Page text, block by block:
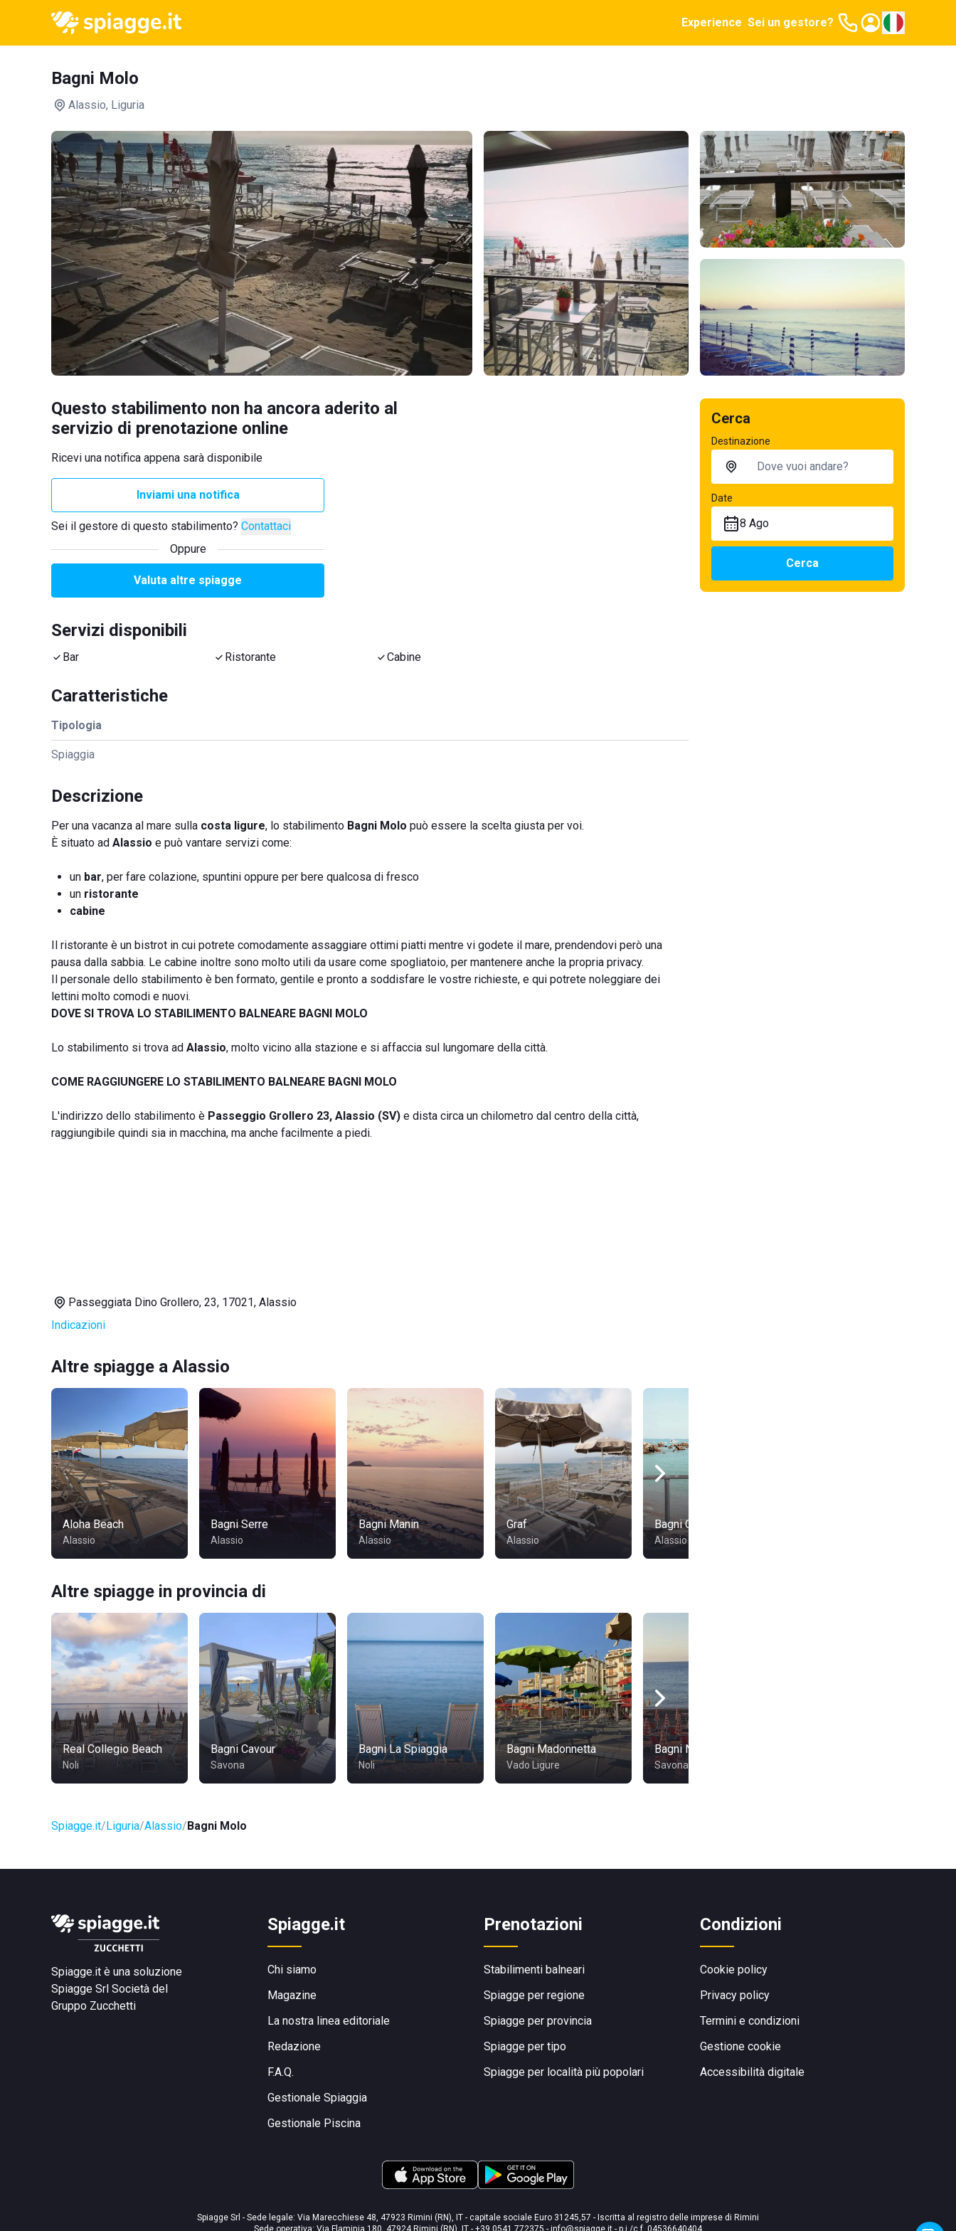
Experience Sei un gestore?
Bagni Molo
Alassio, Liguria
Questo stabilimento non ha ancora aderito al
servizio di prenotazione online
Ricevi una notifica appena sarà disponibile
Inviami una notifica
Sei il gestore di questo stabilimento? Contattaci
Oppure
Valuta altre spiagge
Servizi disponibili
Bar Ristorante Cabine
Caratteristiche
Tipologia
Spiaggia
Descrizione
Per una vacanza al mare sulla costa ligure, lo stabilimento Bagni Molo può essere la scelta giusta per voi.
È situato ad Alassio e può vantare servizi come:
un bar, per fare colazione, spuntini oppure per bere qualcosa di fresco
un ristorante
cabine
Il ristorante è un bistrot in cui potrete comodamente assaggiare ottimi piatti mentre vi godete il mare, prendendovi però una
pausa dalla sabbia. Le cabine inoltre sono molto utili da usare come spogliatoio, per mantenere anche la propria privacy.
Il personale dello stabilimento è ben formato, gentile e pronto a soddisfare le vostre richieste, e qui potrete noleggiare dei
lettini molto comodi e nuovi.
DOVE SI TROVA LO STABILIMENTO BALNEARE BAGNI MOLO
Lo stabilimento si trova ad Alassio, molto vicino alla stazione e si affaccia sul lungomare della città.
COME RAGGIUNGERE LO STABILIMENTO BALNEARE BAGNI MOLO
L'indirizzo dello stabilimento è Passeggio Grollero 23, Alassio (SV) e dista circa un chilometro dal centro della città,
raggiungibile quindi sia in macchina, ma anche facilmente a piedi.
Passeggiata Dino Grollero, 23, 17021, Alassio
Indicazioni
Altre spiagge a Alassio
Aloha Beach
Alassio
Bagni Serre
Alassio
Bagni Manin
Alassio
Graf
Alassio
Bagni Cipollini
Alassio
Altre spiagge in provincia di
Real Collegio Beach
Noli
Bagni Cavour
Savona
Bagni La Spiaggia
Noli
Bagni Madonnetta
Vado Ligure
Bagni Nilo
Savona
Spiagge.it Liguria Alassio Bagni Molo
Cerca
Destinazione
Date
8 Ago
Cerca
Spiagge.it è una soluzione
Spiagge Srl Società del
Gruppo Zucchetti
Spiagge.it
Chi siamo
Magazine
La nostra linea editoriale
Redazione
F.A.Q.
Gestionale Spiaggia
Gestionale Piscina
Prenotazioni
Stabilimenti balneari
Spiagge per regione
Spiagge per provincia
Spiagge per tipo
Spiagge per località più popolari
Condizioni
Cookie policy
Privacy policy
Termini e condizioni
Gestione cookie
Accessibilità digitale
Spiagge Srl - Sede legale: Via Marecchiese 48, 47923 Rimini (RN), IT - capitale sociale Euro 31245,57 - Iscritta al registro delle imprese di Rimini
Sede operativa: Via Flaminia 180, 47924 Rimini (RN), IT - +39 0541 772375 - info@spiagge.it - p.i./c.f. 04536640404